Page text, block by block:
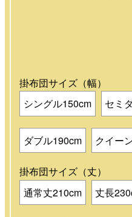
掛布団サイズ（幅）
シングル150cm
セミ
ダブル190cm クイー
掛布団サイズ（丈）
通常丈210cm
丈長